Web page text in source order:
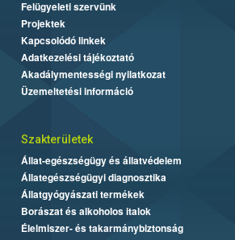
Felügyeleti szervünk
Projektek
Kapcsolódó linkek
Adatkezelési tájékoztató
Akadálymentességi nyilatkozat
Üzemeltetési információ
Szakterületek
Állat-egészségügy és állatvédelem
Állategészségügyi diagnosztika
Állatgyógyászati termékek
Borászat és alkoholos italok
Élelmiszer- és takarmánybiztonság